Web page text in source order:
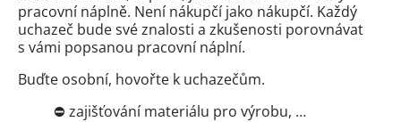
pracovní náplně. Není nákupčí jako nákupčí. Každý
uchazeč bude své znalosti a zkušenosti porovnávat
s vámi popsanou pracovní náplní.
Buďte osobní, hovořte k uchazečům.
⛔ zajišťování materiálu pro výrobu, …